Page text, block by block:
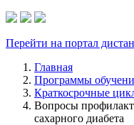
Перейти на портал
Главная
Программы
Краткосрочные
Вопросы
сахарного диабета